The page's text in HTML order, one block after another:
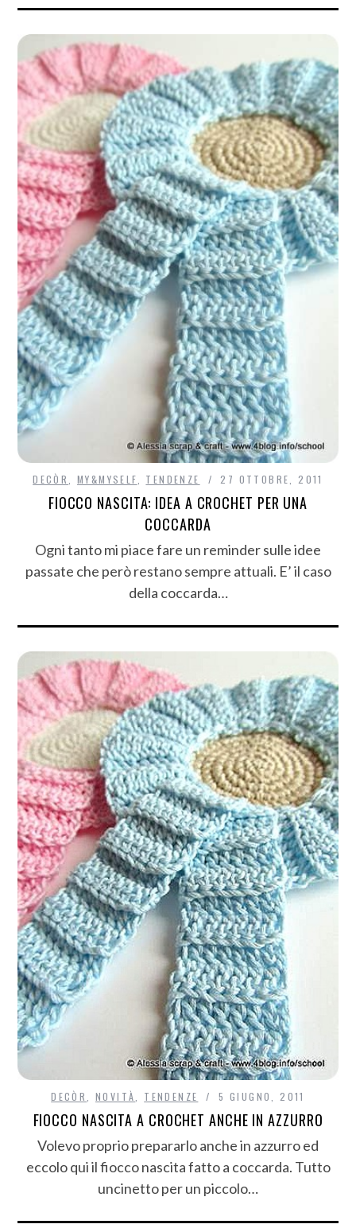
DECÒR MY&MYSELF TENDENZE 27 OTTOBRE, 2011
FIOCCO NASCITA: IDEA A CROCHET PER UNA
COCCARDA
Ogni tanto mi piace fare un reminder sulle idee
passate che però restano sempre attuali. E’ il caso
della coccarda…
DECÒR NOVITÀ TENDENZE 5 GIUGNO, 2011
FIOCCO NASCITA A CROCHET ANCHE IN AZZURRO
Volevo proprio prepararlo anche in azzurro ed
eccolo qui il fiocco nascita fatto a coccarda. Tutto
uncinetto per un piccolo…